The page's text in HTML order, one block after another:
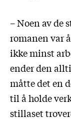
– Noen av de
romanen var
ikke minst
ender den
måtte det en
til å holde
stillaset